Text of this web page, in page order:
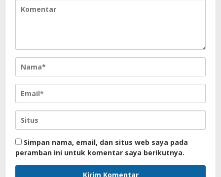
Simpan nama, email, dan situs web saya pada
peramban ini untuk komentar saya berikutnya.